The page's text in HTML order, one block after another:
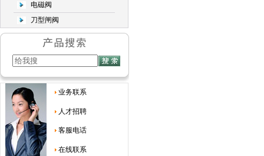
电磁阀
刀型闸阀
业务联系
人才招聘
客服电话
在线联系